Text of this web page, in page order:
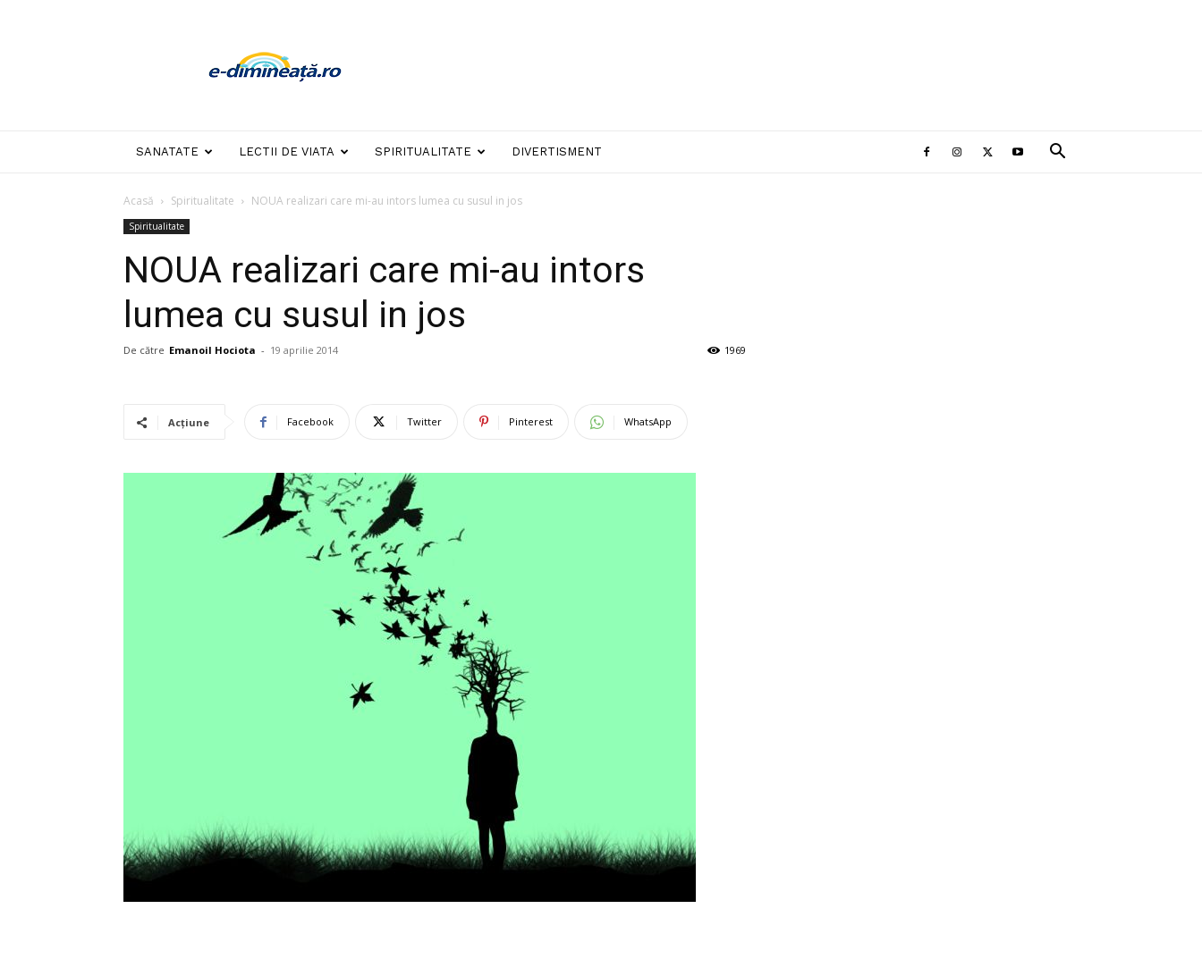
dimineata
SANATATE LECTII DE VIATA SPIRITUALITATE DIVERTISMENT
Acasă Spiritualitate NOUA realizari care mi-au intors lumea cu susul in jos
Spiritualitate
NOUA realizari care mi-au intors
lumea cu susul in jos
De către Emanoil Hociota - 19 aprilie 2014 1969
Acțiune Facebook Twitter Pinterest WhatsApp